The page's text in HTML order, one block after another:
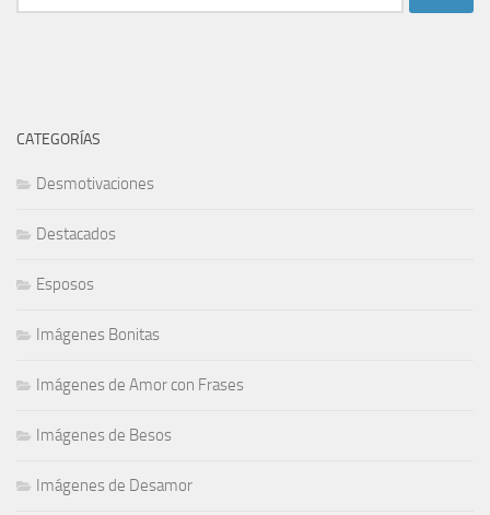
CATEGORÍAS
Desmotivaciones
Destacados
Esposos
Imágenes Bonitas
Imágenes de Amor con Frases
Imágenes de Besos
Imágenes de Desamor